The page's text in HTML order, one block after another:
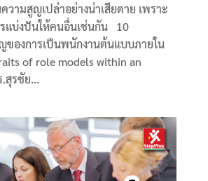
วามสูญเปล่าอย่างน่าเสียดาย เพราะ
แบ่งปันให้คนอื่นเช่นกัน 10
องการเป็นพนักงานต้นแบบภายใน
of role models within an
สุรชัย...